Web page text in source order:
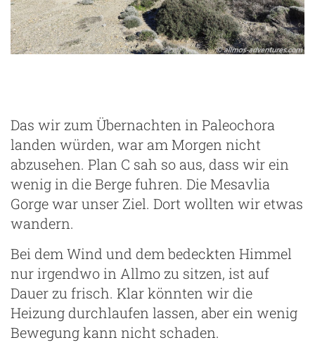
Das wir zum Übernachten in Paleochora
landen würden, war am Morgen nicht
abzusehen. Plan C sah so aus, dass wir ein
wenig in die Berge fuhren. Die Mesavlia
Gorge war unser Ziel. Dort wollten wir etwas
wandern.
Bei dem Wind und dem bedeckten Himmel
nur irgendwo in Allmo zu sitzen, ist auf
Dauer zu frisch. Klar könnten wir die
Heizung durchlaufen lassen, aber ein wenig
Bewegung kann nicht schaden.